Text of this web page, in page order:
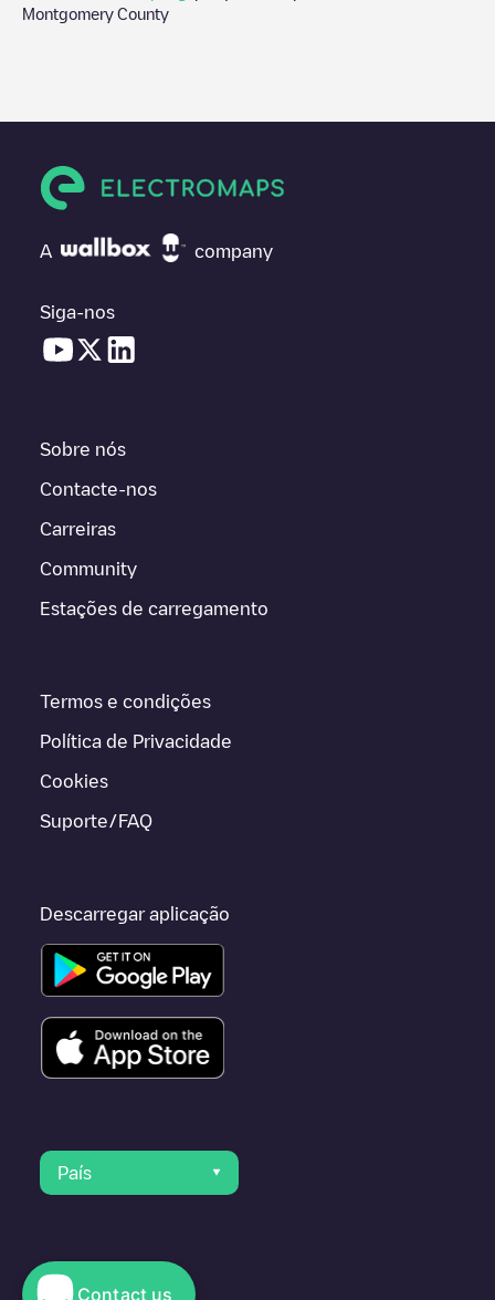
Montgomery County
A company
Siga-nos
Sobre nós
Contacte-nos
Carreiras
Community
Estações de carregamento
Termos e condições
Política de Privacidade
Cookies
Suporte/FAQ
Descarregar aplicação
País
© 2023 Electromaps
Contact us